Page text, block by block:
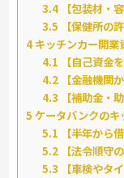
3.4【包装材・容
3.5 【保健所の
4キッチンカー開業
4.1 【自己資金
4.2 【金融機関
4.3 【補助金・
5 ケータバンクのキ
5.1 【半年から
5.2 【法令順守
5.3 【車検やタ